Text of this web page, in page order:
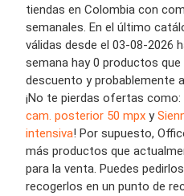
tiendas en Colombia con
semanales. En el último
válidas desde el 03-08-2026
semana hay 0 productos
descuento y probablemente
¡No te pierdas ofertas como:
cam. posterior 50 mpx y
intensiva! Por supuesto,
más productos que
para la venta. Puedes
recogerlos en un punto de